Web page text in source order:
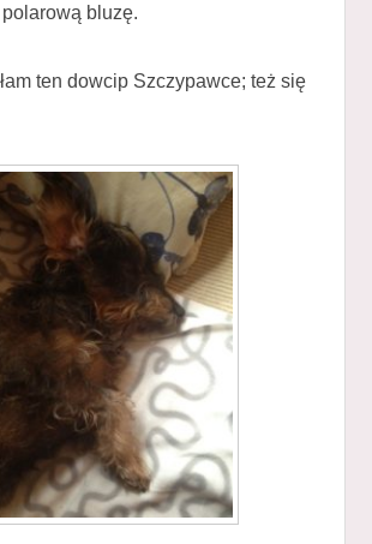
polarową bluzę.
ten dowcip Szczypawce; też się